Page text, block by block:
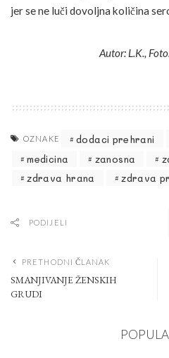
jer se ne luči dovoljna količina
Autor: L.K.,
OZNAKE dodaci prehrani
medicina
zanosna
zdrava hrana
zdrava
PODIJELI
PRETHODNI ČLANAK
SMANJIVANJE ŽENSKIH
GRUDI